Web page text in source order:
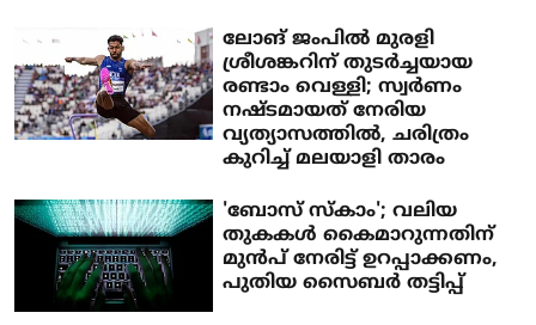
ലോങ് ജംപില്‍ മുരളി
ശ്രീശങ്കറിന് തുടര്‍ച്ചയായ
രണ്ടാം വെള്ളി; സ്വര്‍ണം
നഷ്ടമായത് നേരിയ
വ്യത്യാസത്തില്‍, ചരിത്രം
കുറിച്ച് മലയാളി താരം
'ബോസ് സ്‌കാം'; വലിയ
തുകകള്‍ കൈമാറുന്നതിന്
മുന്‍പ് നേരിട്ട് ഉറപ്പാക്കണം,
പുതിയ സൈബര്‍ തട്ടിപ്പ്